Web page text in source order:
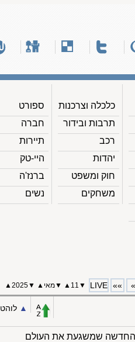
כלכלה וצרכנות
תרבות ובידור
רכב
יהדות
חוק ומשפט
משחקים
ספורט
חברה
תיירות
היי-טק
ברנז'ה
נשים
»
»»
LIVE
▼
11
▲
▼מאי ▲
▼
2025
▲
▲︎ לוהט
החדשה שמשגעת את העולם